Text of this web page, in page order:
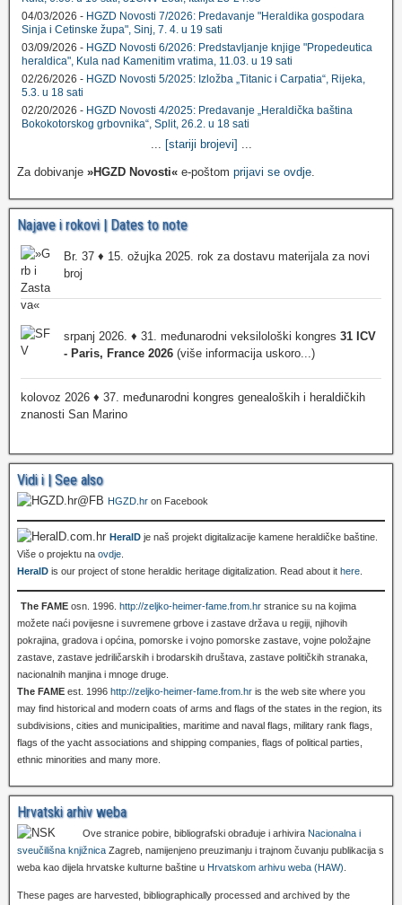
04/03/2026 - HGZD Novosti 7/2026: Predavanje "Heraldika gospodara
Sinja i Cetinske župa", Sinj, 7. 4. u 19 sati
03/09/2026 - HGZD Novosti 6/2026: Predstavljanje knjige "Propedeutica
heraldica", Kula nad Kamenitim vratima, 11.03. u 19 sati
02/26/2026 - HGZD Novosti 5/2025: Izložba „Titanic i Carpatia“, Rijeka,
5.3. u 18 sati
02/20/2026 - HGZD Novosti 4/2025: Predavanje „Heraldička baština
Bokokotorskog grbovnika“, Split, 26.2. u 18 sati
... [stariji brojevi] ...
Za dobivanje »HGZD Novosti« e-poštom prijavi se ovdje.
Najave i rokovi | Dates to note
Br. 37 ♦ 15. ožujka 2025. rok za dostavu materijala za novi
broj
srpanj 2026. ♦ 31. međunarodni veksilološki kongres 31 ICV
- Paris, France 2026 (više informacija uskoro...)
kolovoz 2026 ♦ 37. međunarodni kongres genealoških i heraldičkih
znanosti San Marino
Vidi i | See also
HGZD.hr on Facebook
HeralD je naš projekt digitalizacije kamene heraldičke baštine.
Više o projektu na ovdje
HeralD is our project of stone heraldic heritage digitalization. Read about it here
The FAME osn. 1996. http://zeljko-heimer-fame.from.hr stranice su na kojima
možete naći povijesne i suvremene grbove i zastave država u regiji, njihovih
pokrajina, gradova i općina, pomorske i vojno pomorske zastave, vojne položajne
zastave, zastave jedriličarskih i brodarskih društava, zastave političkih stranaka,
nacionalnih manjina i mnoge druge.
The FAME est. 1996 http://zeljko-heimer-fame.from.hr is the web site where you
may find historical and modern coats of arms and flags of the states in the region, its
subdivisions, cities and municipalities, maritime and naval flags, military rank flags,
flags of the yacht associations and shipping companies, flags of political parties,
ethnic minorities and many more.
Hrvatski arhiv weba
Ove stranice pobire, bibliografski obrađuje i arhivira Nacionalna i
sveučilišna knjižnica Zagreb, namijenjeno preuzimanju i trajnom čuvanju publikacija s
weba kao dijela hrvatske kulturne baštine u Hrvatskom arhivu weba (HAW).
These pages are harvested, bibliographically processed and archived by the